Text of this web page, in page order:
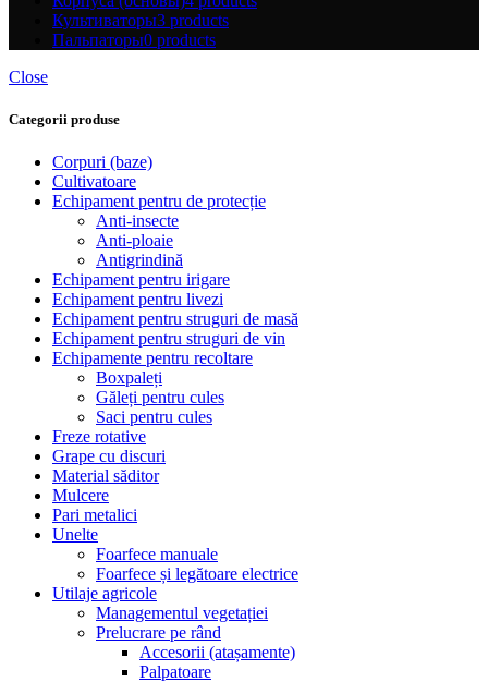
Культиваторы3 products
Пальпаторы0 products
Close
Categorii produse
Corpuri (baze)
Cultivatoare
Echipament pentru de protecție
Anti-insecte
Anti-ploaie
Antigrindină
Echipament pentru irigare
Echipament pentru livezi
Echipament pentru struguri de masă
Echipament pentru struguri de vin
Echipamente pentru recoltare
Boxpaleți
Găleți pentru cules
Saci pentru cules
Freze rotative
Grape cu discuri
Material săditor
Mulcere
Pari metalici
Unelte
Foarfece manuale
Foarfece și legătoare electrice
Utilaje agricole
Managementul vegetației
Prelucrare pe rând
Accesorii (atașamente)
Palpatoare